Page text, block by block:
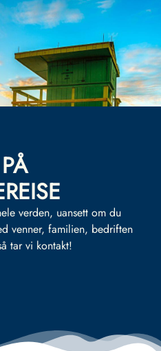
verden, uansett om du
venner, familien, bedriften
tar vi kontakt!